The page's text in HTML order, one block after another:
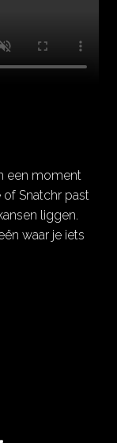
een moment
Snatchr past
liggen.
waar je iets